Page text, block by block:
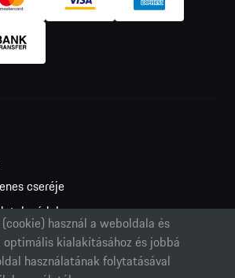
használ a weboldala és
optimális kialakításához és jobbá
használatának folytatásával
cseréje
védelme